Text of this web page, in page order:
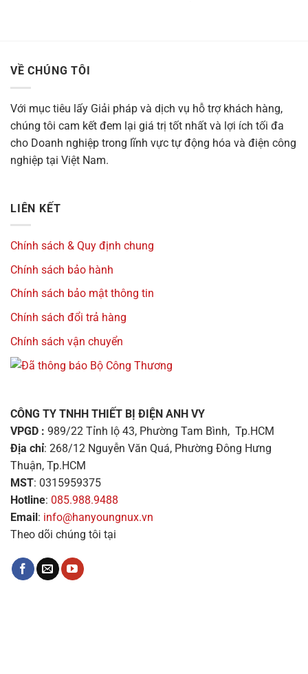
VỀ CHÚNG TÔI
Với mục tiêu lấy Giải pháp và dịch vụ hỗ trợ khách hàng,
chúng tôi cam kết đem lại giá trị tốt nhất và lợi ích tối đa
cho Doanh nghiệp trong lĩnh vực tự động hóa và điện công
nghiệp tại Việt Nam.
LIÊN KẾT
Chính sách & Quy định chung
Chính sách bảo hành
Chính sách bảo mật thông tin
Chính sách đổi trả hàng
Chính sách vận chuyển
CÔNG TY TNHH THIẾT BỊ ĐIỆN ANH VY
VPGD : 989/22 Tỉnh lộ 43, Phường Tam Bình, Tp.HCM
Địa chỉ: 268/12 Nguyễn Văn Quá, Phường Đông Hưng
Thuận, Tp.HCM
MST: 0315959375
Hotline: 085.988.9488
Email : info@hanyoungnux.vn
Theo dõi chúng tôi tại